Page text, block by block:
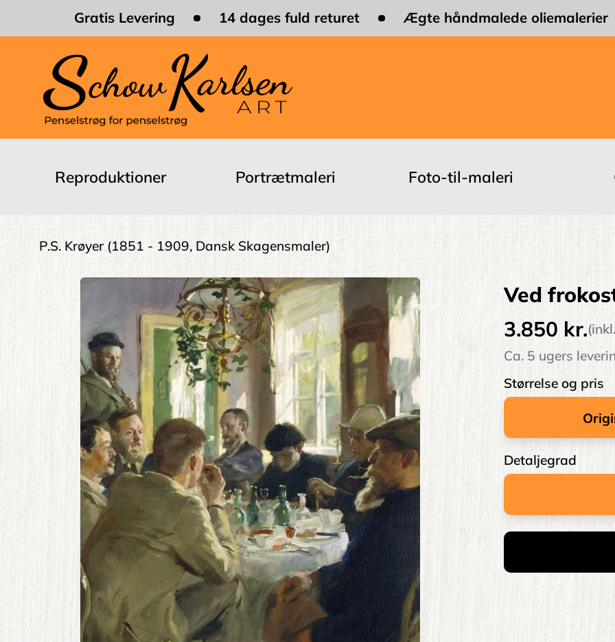
Gratis Levering 14 dages fuld returet Ægte håndmalede oliemalerier
Reproduktioner Portrætmaleri Foto-til-maleri
Brødkrumme
P.S. Krøyer (1851 - 1909, Dansk Skagensmaler)
Ved
3.850 kr.
Ca. 5 ugers
Størrelse og pris
Detaljegrad